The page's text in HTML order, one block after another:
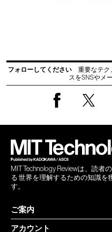
フォローしてください
重要なテク
スをSNSやメ
MIT Technology Reviewは、読
る 世界を理解するための知識を
す。
ご案内
アカウント